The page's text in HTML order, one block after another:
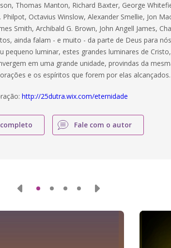
Thomas Manton, Richard Baxter, George
Philpot, Octavius Winslow, Alexander Smellie, Jon
Smith, Archibald G. Brown, John Angell James,
ainda falam - e muito - da parte de Deus para
pequeno luminar, estes grandes luminares de
em uma grande unidade, provindas da
e os espíritos que forem por elas alcançados.
http://25dutra.wix.com/eternidade
Fale com o autor